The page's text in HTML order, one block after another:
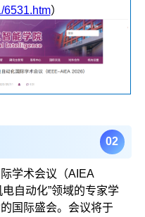
6531.htm）
02
学术会议（AIEA
电自动化”领域的专家学
国际盛会。会议将于